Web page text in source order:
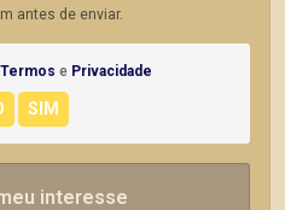
antes de enviar.
Termos e Privacidade
interesse